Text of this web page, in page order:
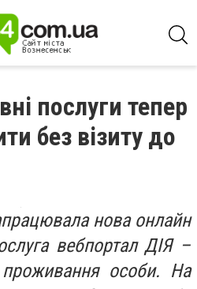
послуги тепер
без візиту до
нова онлайн
вебпортал ДІЯ –
проживання особи. На